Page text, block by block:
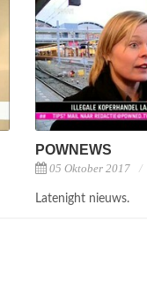
POWNEWS
05 Oktober 2017
Latenight nieuws.